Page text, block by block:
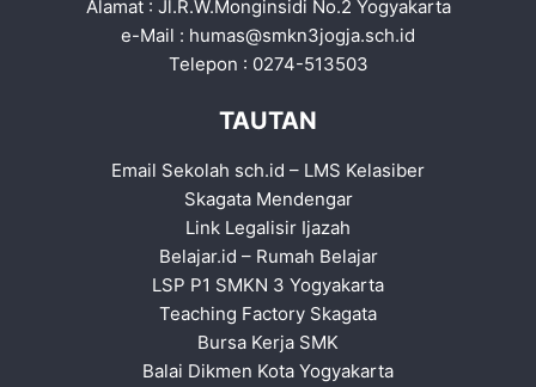
Alamat : Jl.R.W.Monginsidi No.2 Yogyakarta
e-Mail : humas@smkn3jogja.sch.id
Telepon : 0274-513503
TAUTAN
Email Sekolah sch.id – LMS Kelasiber
Skagata Mendengar
Link Legalisir Ijazah
Belajar.id – Rumah Belajar
LSP P1 SMKN 3 Yogyakarta
Teaching Factory Skagata
Bursa Kerja SMK
Balai Dikmen Kota Yogyakarta